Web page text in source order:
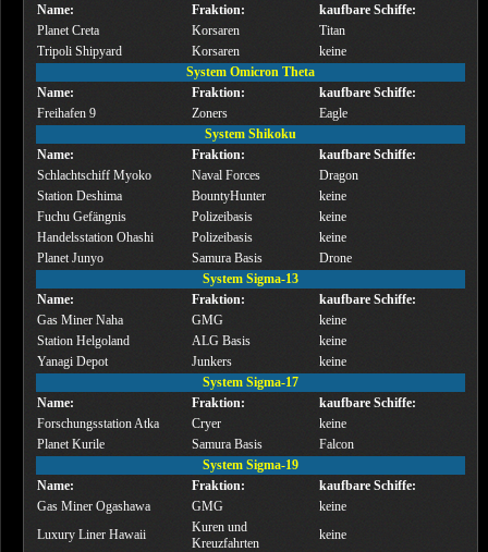
Name:
Fraktion:
kaufbare Schiffe:
Planet Creta
Korsaren
Titan
Tripoli Shipyard
Korsaren
keine
System Omicron Theta
Name:
Fraktion:
kaufbare Schiffe:
Freihafen 9
Zoners
Eagle
System Shikoku
Name:
Fraktion:
kaufbare Schiffe:
Schlachtschiff Myoko
Naval Forces
Dragon
Station Deshima
BountyHunter
keine
Fuchu Gefängnis
Polizeibasis
keine
Handelsstation Ohashi
Polizeibasis
keine
Planet Junyo
Samura Basis
Drone
System Sigma-13
Name:
Fraktion:
kaufbare Schiffe:
Gas Miner Naha
GMG
keine
Station Helgoland
ALG Basis
keine
Yanagi Depot
Junkers
keine
System Sigma-17
Name:
Fraktion:
kaufbare Schiffe:
Forschungsstation Atka
Cryer
keine
Planet Kurile
Samura Basis
Falcon
System Sigma-19
Name:
Fraktion:
kaufbare Schiffe:
Gas Miner Ogashawa
GMG
keine
Luxury Liner Hawaii
Kuren und
Kreuzfahrten
keine